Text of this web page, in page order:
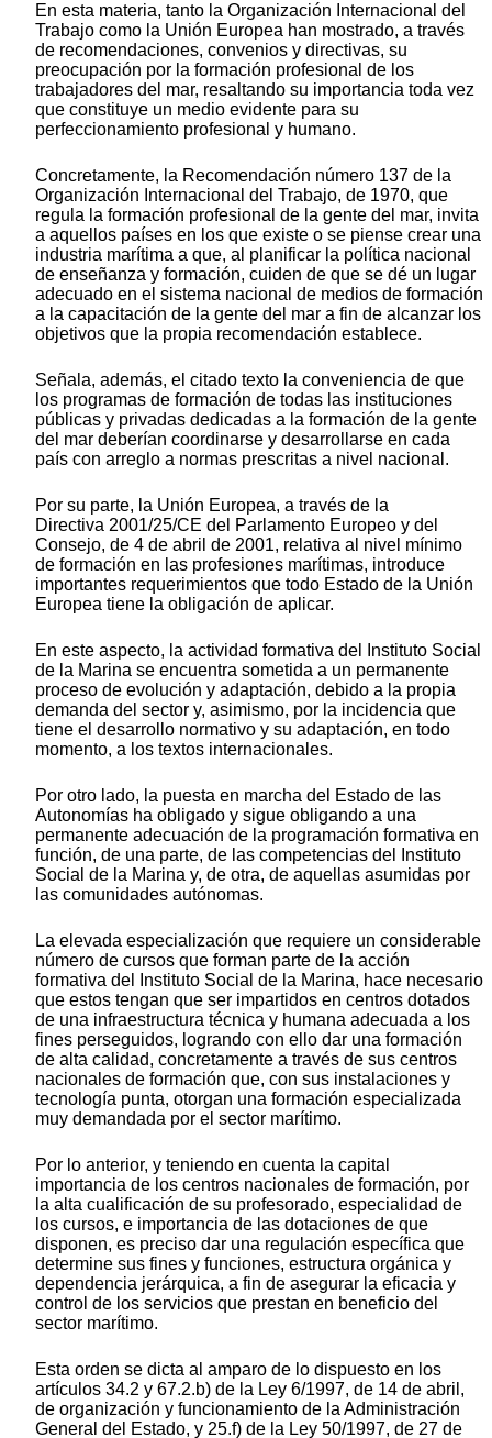
En esta materia, tanto la Organización Internacional del
Trabajo como la Unión Europea han mostrado, a través
de recomendaciones, convenios y directivas, su
preocupación por la formación profesional de los
trabajadores del mar, resaltando su importancia toda vez
que constituye un medio evidente para su
perfeccionamiento profesional y humano.
Concretamente, la Recomendación número 137 de la
Organización Internacional del Trabajo, de 1970, que
regula la formación profesional de la gente del mar, invita
a aquellos países en los que existe o se piense crear una
industria marítima a que, al planificar la política nacional
de enseñanza y formación, cuiden de que se dé un lugar
adecuado en el sistema nacional de medios de formación
a la capacitación de la gente del mar a fin de alcanzar los
objetivos que la propia recomendación establece.
Señala, además, el citado texto la conveniencia de que
los programas de formación de todas las instituciones
públicas y privadas dedicadas a la formación de la gente
del mar deberían coordinarse y desarrollarse en cada
país con arreglo a normas prescritas a nivel nacional.
Por su parte, la Unión Europea, a través de la
Directiva 2001/25/CE del Parlamento Europeo y del
Consejo, de 4 de abril de 2001, relativa al nivel mínimo
de formación en las profesiones marítimas, introduce
importantes requerimientos que todo Estado de la Unión
Europea tiene la obligación de aplicar.
En este aspecto, la actividad formativa del Instituto Social
de la Marina se encuentra sometida a un permanente
proceso de evolución y adaptación, debido a la propia
demanda del sector y, asimismo, por la incidencia que
tiene el desarrollo normativo y su adaptación, en todo
momento, a los textos internacionales.
Por otro lado, la puesta en marcha del Estado de las
Autonomías ha obligado y sigue obligando a una
permanente adecuación de la programación formativa en
función, de una parte, de las competencias del Instituto
Social de la Marina y, de otra, de aquellas asumidas por
las comunidades autónomas.
La elevada especialización que requiere un considerable
número de cursos que forman parte de la acción
formativa del Instituto Social de la Marina, hace necesario
que estos tengan que ser impartidos en centros dotados
de una infraestructura técnica y humana adecuada a los
fines perseguidos, logrando con ello dar una formación
de alta calidad, concretamente a través de sus centros
nacionales de formación que, con sus instalaciones y
tecnología punta, otorgan una formación especializada
muy demandada por el sector marítimo.
Por lo anterior, y teniendo en cuenta la capital
importancia de los centros nacionales de formación, por
la alta cualificación de su profesorado, especialidad de
los cursos, e importancia de las dotaciones de que
disponen, es preciso dar una regulación específica que
determine sus fines y funciones, estructura orgánica y
dependencia jerárquica, a fin de asegurar la eficacia y
control de los servicios que prestan en beneficio del
sector marítimo.
Esta orden se dicta al amparo de lo dispuesto en los
artículos 34.2 y 67.2.b) de la Ley 6/1997, de 14 de abril,
de organización y funcionamiento de la Administración
General del Estado, y 25.f) de la Ley 50/1997, de 27 de